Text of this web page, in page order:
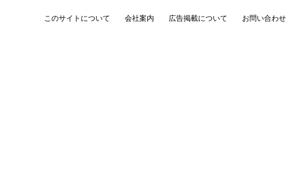
このサイトについて 会社案内 広告掲載について お問い合わせ